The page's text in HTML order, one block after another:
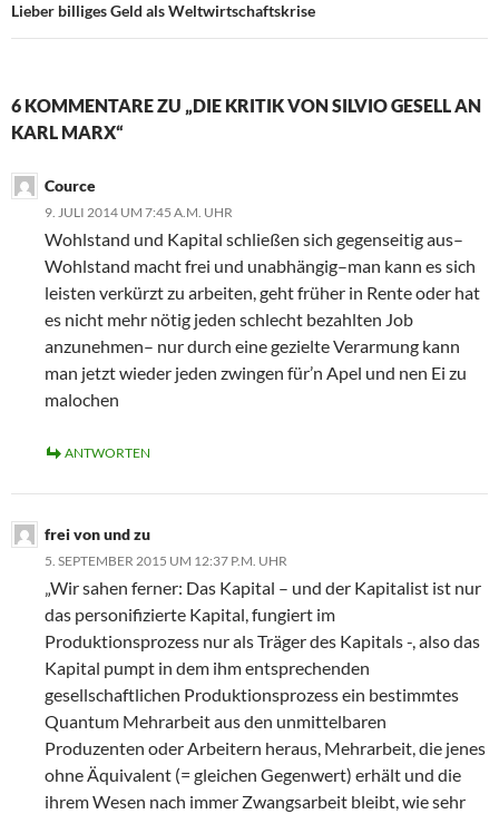
Lieber billiges Geld als Weltwirtschaftskrise
6 KOMMENTARE ZU „DIE KRITIK VON SILVIO GESELL AN
KARL MARX“
Cource
9. JULI 2014 UM 7:45 A.M. UHR
Wohlstand und Kapital schließen sich gegenseitig aus–
Wohlstand macht frei und unabhängig–man kann es sich
leisten verkürzt zu arbeiten, geht früher in Rente oder hat
es nicht mehr nötig jeden schlecht bezahlten Job
anzunehmen– nur durch eine gezielte Verarmung kann
man jetzt wieder jeden zwingen für’n Apel und nen Ei zu
malochen
ANTWORTEN
frei von und zu
5. SEPTEMBER 2015 UM 12:37 P.M. UHR
„Wir sahen ferner: Das Kapital – und der Kapitalist ist nur
das personifizierte Kapital, fungiert im
Produktionsprozess nur als Träger des Kapitals -, also das
Kapital pumpt in dem ihm entsprechenden
gesellschaftlichen Produktionsprozess ein bestimmtes
Quantum Mehrarbeit aus den unmittelbaren
Produzenten oder Arbeitern heraus, Mehrarbeit, die jenes
ohne Äquivalent (= gleichen Gegenwert) erhält und die
ihrem Wesen nach immer Zwangsarbeit bleibt, wie sehr